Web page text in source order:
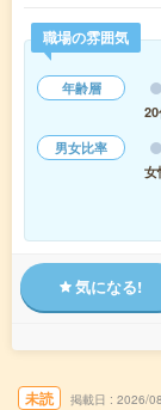
職場の雰囲気
年齢層
男女比率
女
気になる!
未読 掲載日 2026/